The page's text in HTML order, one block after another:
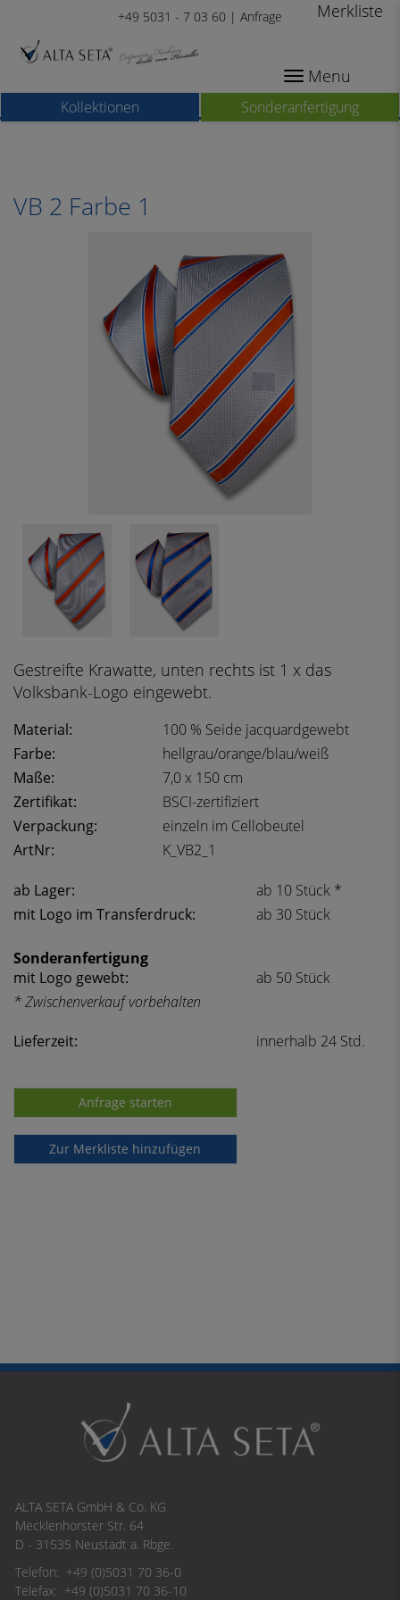
+49 5031 - 7 03 60 | Anfrage
Menu
Merkliste
Sonderanfertigung
Kollektionen
VB 2 Farbe 1
Gestreifte Krawatte, unten rechts ist 1 x das
Volksbank-Logo eingewebt.
Material:
100 % Seide jacquardgewebt
Farbe:
hellgrau/orange/blau/weiß
Maße:
7,0 x 150 cm
Zertifikat:
BSCI-zertifiziert
Verpackung:
einzeln im Cellobeutel
ArtNr:
K_VB2_1
ab Lager:
ab 10 Stück *
mit Logo im Transferdruck:
ab 30 Stück
Sonderanfertigung
mit Logo gewebt:
ab 50 Stück
* Zwischenverkauf vorbehalten
Lieferzeit:
innerhalb 24 Std.
Anfrage starten
Zur Merkliste hinzufügen
ALTA SETA GmbH & Co. KG
Mecklenhorster Str. 64
D - 31535 Neustadt a. Rbge.
Telefon: +49 (0)5031 70 36-0
Telefax: +49 (0)5031 70 36-10